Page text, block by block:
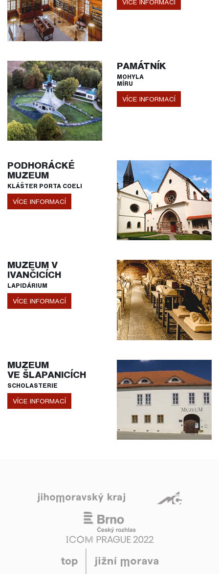
VÍCE INFORMACÍ
PAMÁTNÍK
MOHYLA
MÍRU
VÍCE INFORMACÍ
PODHORÁCKÉ
MUZEUM
KLÁŠTER PORTA COELI
VÍCE INFORMACÍ
MUZEUM V
IVANČICÍCH
LAPIDÁRIUM
VÍCE INFORMACÍ
MUZEUM
VE ŠLAPANICÍCH
SCHOLASTERIE
VÍCE INFORMACÍ